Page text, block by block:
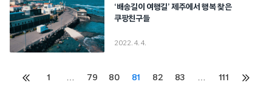
‘배송길이 여행길’ 제주에서 행복 찾은
쿠팡친구들
2022. 4. 4.
Posts
이전
1 … 79 80 81 82 83 … 111
다음